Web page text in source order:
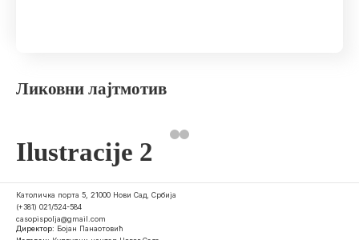
Ликовни лајтмотив
Ilustracije 2
Католичка порта 5, 21000 Нови Сад, Србија
(+381) 021/524-584
casopispolja@gmail.com
Директор: Бојан Панаотовић